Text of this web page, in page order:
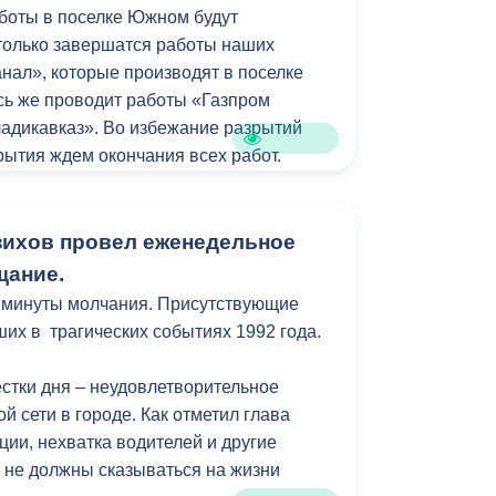
а у нас, в свою очередь, есть
для отзыва лицензий. Будем это
совместно с ГИБДД и
самых недобросовестных
всего 13 новых машин,
Нет водителей на наш новый,
остается одним из самых низких по
о рентабельности и каком-либо
невозможно. Только на
хозяйства необходимо
в поселке Южном будут
завершатся работы наших
которые производят в поселке
же проводит работы «Газпром
Во избежание разрытий
ждем окончания всех работ.
объеме будут завершены выплаты
стихийного бедствия. На эти цели
финансирование. По
получили более двух тысяч
увеличение статьи расходов
адресов от заявителей поступила
провел еженедельное
молчания. Присутствующие
в трагических событиях 1992 года.
дня – неудовлетворительное
сети в городе. Как отметил глава
нехватка водителей и другие
должны сказываться на жизни